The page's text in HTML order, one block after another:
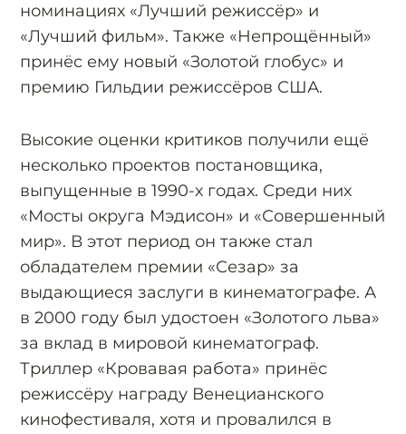
номинациях «Лучший режиссёр» и
«Лучший фильм». Также «Непрощённый»
принёс ему новый «Золотой глобус» и
премию Гильдии режиссёров США.
Высокие оценки критиков получили ещё
несколько проектов постановщика,
выпущенные в 1990-х годах. Среди них
«Мосты округа Мэдисон» и «Совершенный
мир». В этот период он также стал
обладателем премии «Сезар» за
выдающиеся заслуги в кинематографе. А
в 2000 году был удостоен «Золотого льва»
за вклад в мировой кинематограф.
Триллер «Кровавая работа» принёс
режиссёру награду Венецианского
кинофестиваля, хотя и провалился в